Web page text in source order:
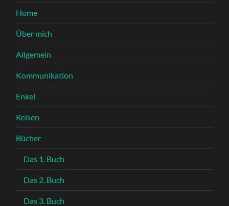
Home
Über mich
Allgemein
Kommunikation
Enkel
Reisen
Bücher
Das 1. Buch
Das 2. Buch
Das 3. Buch